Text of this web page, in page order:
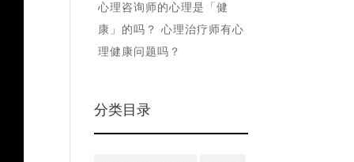
心理咨询师的心理是「健
康」的吗？ 心理治疗师有心
理健康问题吗？
分类目录